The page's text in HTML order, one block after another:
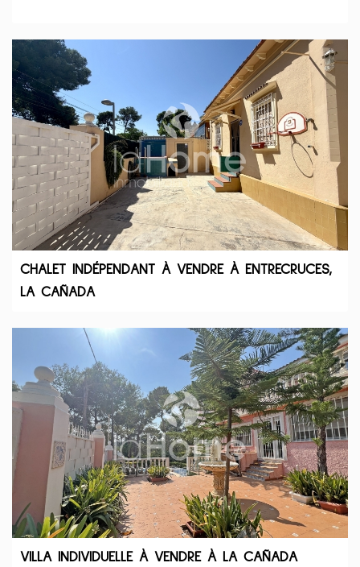
CHALET INDÉPENDANT À VENDRE À ENTRECRUCES,
LA CAÑADA
VILLA INDIVIDUELLE À VENDRE À LA CAÑADA